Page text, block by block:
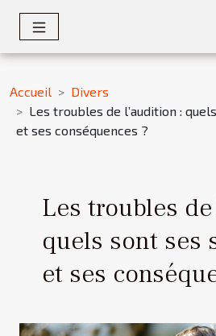
Accueil
Divers
Les troubles de l’audition :
et ses conséquences ?
Les troubles
quels sont ses
et ses